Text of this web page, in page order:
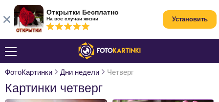
ФотоКартинки Дни недели Четверг
Картинки четверг
Открытки Бесплатно
На все случаи жизни Установить